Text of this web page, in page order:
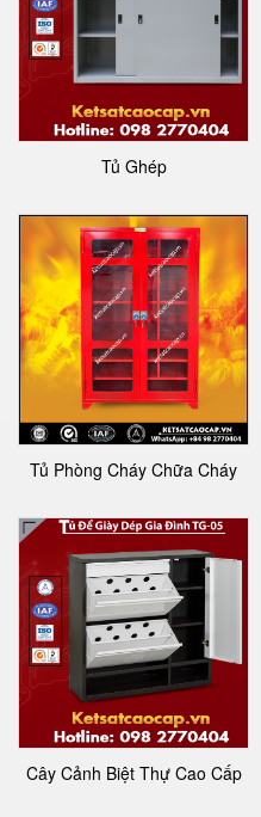
Tủ Ghép
Tủ Phòng Cháy Chữa Cháy
Cây Cảnh Biệt Thự Cao Cấp